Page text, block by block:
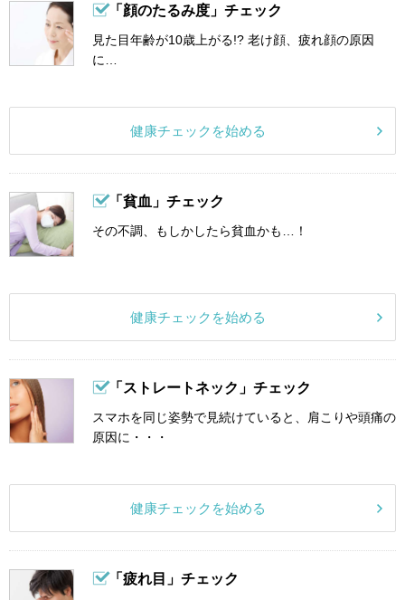
「顔のたるみ度」チェック
見た目年齢が10歳上がる!? 老け顔、疲れ顔の原因
に…
健康チェックを始める
「貧血」チェック
その不調、もしかしたら貧血かも…！
健康チェックを始める
「ストレートネック」チェック
スマホを同じ姿勢で見続けていると、肩こりや頭痛の
原因に・・・
健康チェックを始める
「疲れ目」チェック